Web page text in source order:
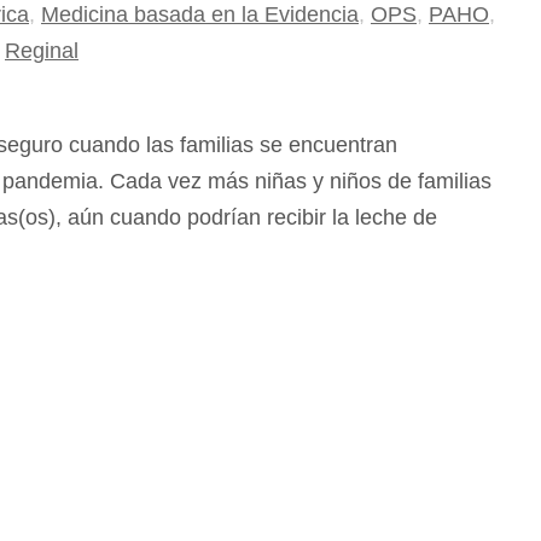
, Medicina basada en la Evidencia, OPS, PAHO,
Reginal
cuando las familias se encuentran
Cada vez más niñas y niños de familias
aún cuando podrían recibir la leche de